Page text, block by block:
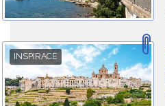
INSPIRACE